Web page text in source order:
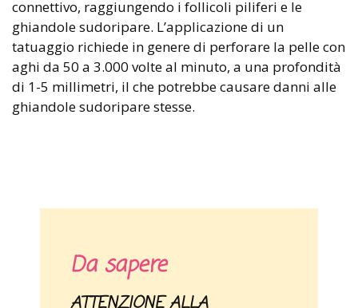
connettivo, raggiungendo i follicoli piliferi e le
ghiandole sudoripare. L’applicazione di un
tatuaggio richiede in genere di perforare la pelle con
aghi da 50 a 3.000 volte al minuto, a una profondità
di 1-5 millimetri, il che potrebbe causare danni alle
ghiandole sudoripare stesse.
Da sapere